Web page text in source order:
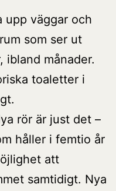
upp väggar och
som ser ut
ibland månader.
toaletter i
rör är just det –
håller i femtio år
att
samtidigt. Nya